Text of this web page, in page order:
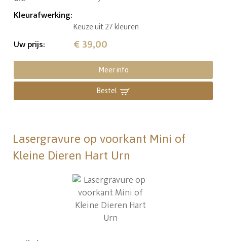
Kleurafwerking:
Keuze uit 27 kleuren
Uw prijs: € 39,00
Meer info
Bestel
Lasergravure op voorkant Mini of
Kleine Dieren Hart Urn